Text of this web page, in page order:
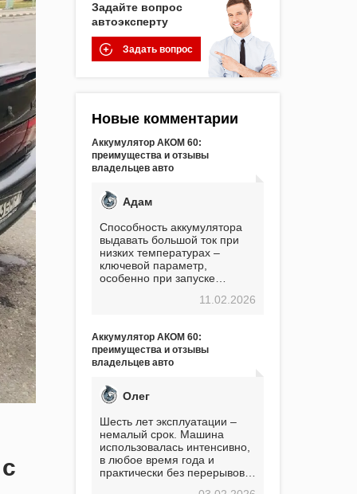
Задайте вопрос
автоэксперту
Задать вопрос
Новые комментарии
Аккумулятор АКОМ 60:
преимущества и отзывы
владельцев авто
Адам
Способность аккумулятора
выдавать большой ток при
низких температурах –
ключевой параметр,
особенно при запуске
показывает, что данный
стоимость. Долго сомневался
перед приобретением, но в
итоге ни разу не пожалел.
вложение, избавляющее от
головной боли, связанной с
АКБ. Подтверждаю
11.02.2026
Аккумулятор АКОМ 60:
преимущества и отзывы
владельцев авто
Олег
Шесть лет эксплуатации –
немалый срок. Машина
использовалась интенсивно,
в любое время года и
практически без перерывов.